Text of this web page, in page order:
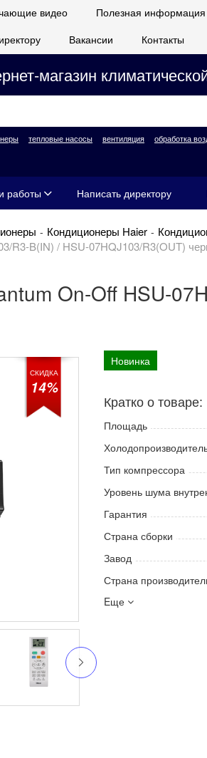
видео Полезная информация
Вакансии Контакты
магазин
тепловые насосы вентиляция обработка
работы Написать директору
Кондиционеры Haier
R3-B(IN) / HSU-07HQJ103/R3(OUT)
On-Off HSU-
СКИДКА
14%
Новинка
Кратко о товаре:
Площадь
Тип компрессора
Уровень шума
Гарантия
Страна сборки
Завод
Страна
Eще